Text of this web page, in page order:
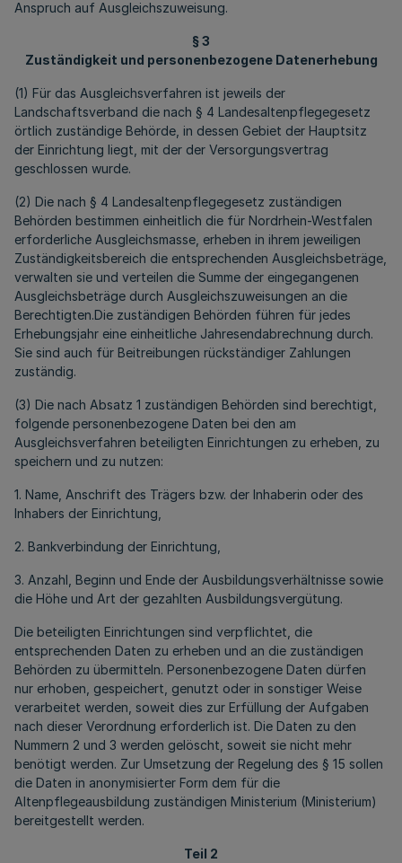
Anspruch auf Ausgleichszuweisung.
§ 3
Zuständigkeit und personenbezogene Datenerhebung
(1) Für das Ausgleichsverfahren ist jeweils der
Landschaftsverband die nach § 4 Landesaltenpflegegesetz
örtlich zuständige Behörde, in dessen Gebiet der Hauptsitz
der Einrichtung liegt, mit der der Versorgungsvertrag
geschlossen wurde.
(2) Die nach § 4 Landesaltenpflegegesetz zuständigen
Behörden bestimmen einheitlich die für Nordrhein-Westfalen
erforderliche Ausgleichsmasse, erheben in ihrem jeweiligen
Zuständigkeitsbereich die entsprechenden Ausgleichsbeträge,
verwalten sie und verteilen die Summe der eingegangenen
Ausgleichsbeträge durch Ausgleichszuweisungen an die
Berechtigten.Die zuständigen Behörden führen für jedes
Erhebungsjahr eine einheitliche Jahresendabrechnung durch.
Sie sind auch für Beitreibungen rückständiger Zahlungen
zuständig.
(3) Die nach Absatz 1 zuständigen Behörden sind berechtigt,
folgende personenbezogene Daten bei den am
Ausgleichsverfahren beteiligten Einrichtungen zu erheben, zu
speichern und zu nutzen:
1. Name, Anschrift des Trägers bzw. der Inhaberin oder des
Inhabers der Einrichtung,
2. Bankverbindung der Einrichtung,
3. Anzahl, Beginn und Ende der Ausbildungsverhältnisse sowie
die Höhe und Art der gezahlten Ausbildungsvergütung.
Die beteiligten Einrichtungen sind verpflichtet, die
entsprechenden Daten zu erheben und an die zuständigen
Behörden zu übermitteln. Personenbezogene Daten dürfen
nur erhoben, gespeichert, genutzt oder in sonstiger Weise
verarbeitet werden, soweit dies zur Erfüllung der Aufgaben
nach dieser Verordnung erforderlich ist. Die Daten zu den
Nummern 2 und 3 werden gelöscht, soweit sie nicht mehr
benötigt werden. Zur Umsetzung der Regelung des § 15 sollen
die Daten in anonymisierter Form dem für die
Altenpflegeausbildung zuständigen Ministerium (Ministerium)
bereitgestellt werden.
Teil 2